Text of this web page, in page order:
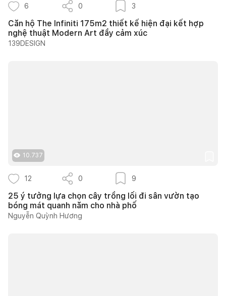
6 0 3
Căn hộ The Infiniti 175m2 thiết kế hiện đại kết hợp
nghệ thuật Modern Art đầy cảm xúc
139DESIGN
10.737
12 0 9
25 ý tưởng lựa chọn cây trồng lối đi sân vườn tạo
bóng mát quanh năm cho nhà phố
Nguyễn Quỳnh Hương